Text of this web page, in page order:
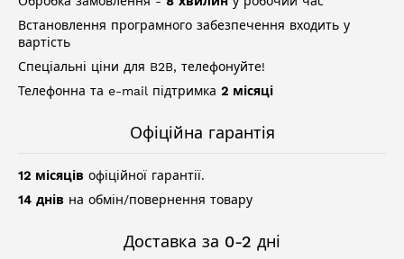
Встановлення програмного забезпечення входить у
вартість
Спеціальні ціни для B2B, телефонуйте!
Телефонна та e-mail підтримка 2 місяці
Офіційна гарантія
12 місяців офіційної гарантії.
14 днів на обмін/повернення товару
Доставка за 0-2 дні